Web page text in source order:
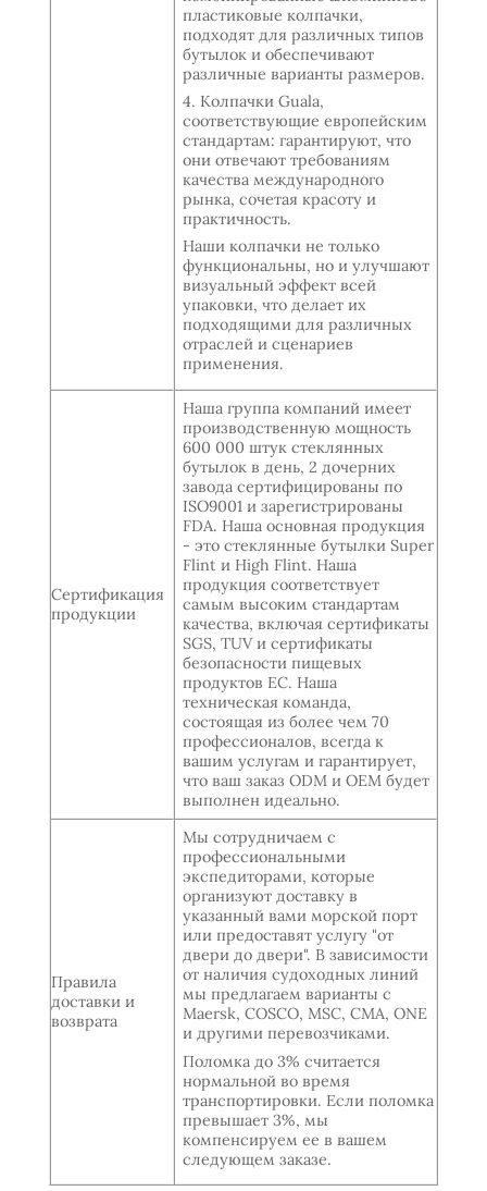
пластиковые колпачки,
подходят для различных типов
бутылок и обеспечивают
различные варианты размеров.
4. Колпачки Guala,
соответствующие европейским
стандартам: гарантируют, что
они отвечают требованиям
качества международного
рынка, сочетая красоту и
практичность.
Наши колпачки не только
функциональны, но и улучшают
визуальный эффект всей
упаковки, что делает их
подходящими для различных
отраслей и сценариев
применения.
Сертификация
продукции
Наша группа компаний имеет
производственную мощность
600 000 штук стеклянных
бутылок в день, 2 дочерних
завода сертифицированы по
ISO9001 и зарегистрированы
FDA. Наша основная продукция
- это стеклянные бутылки Super
Flint и High Flint. Наша
продукция соответствует
самым высоким стандартам
качества, включая сертификаты
SGS, TUV и сертификаты
безопасности пищевых
продуктов ЕС. Наша
техническая команда,
состоящая из более чем 70
профессионалов, всегда к
вашим услугам и гарантирует,
что ваш заказ ODM и OEM будет
выполнен идеально.
Правила
доставки и
возврата
Мы сотрудничаем с
профессиональными
экспедиторами, которые
организуют доставку в
указанный вами морской порт
или предоставят услугу "от
двери до двери". В зависимости
от наличия судоходных линий
мы предлагаем варианты с
Maersk, COSCO, MSC, CMA, ONE
и другими перевозчиками.
Поломка до 3% считается
нормальной во время
транспортировки. Если поломка
превышает 3%, мы
компенсируем ее в вашем
следующем заказе.